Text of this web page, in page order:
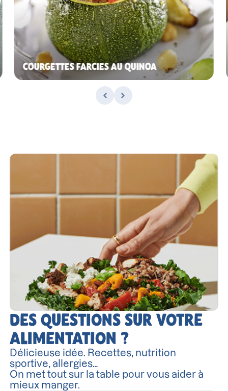
COURGETTES FARCIES AU QUINOA
DES QUESTIONS SUR VOTRE
ALIMENTATION ?
Délicieuse idée. Recettes, nutrition
sportive, allergies…
On met tout sur la table pour vous aider à
mieux manger.